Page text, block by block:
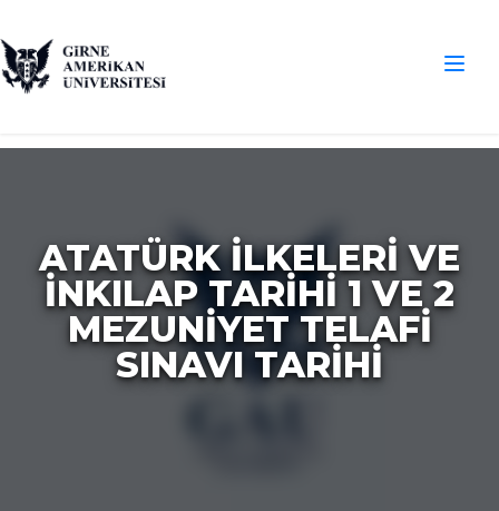
ATATÜRK İLKELERİ VE
İNKILAP TARİHİ 1 VE 2
MEZUNİYET TELAFİ
SINAVI TARİHİ